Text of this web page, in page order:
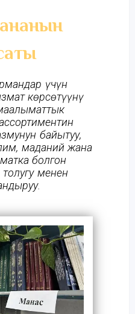
үчүн
кѳрсѳтүүнү
байытуу,
маданий жана
болгон
менен